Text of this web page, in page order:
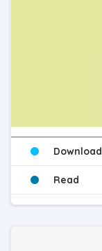
Download
Read